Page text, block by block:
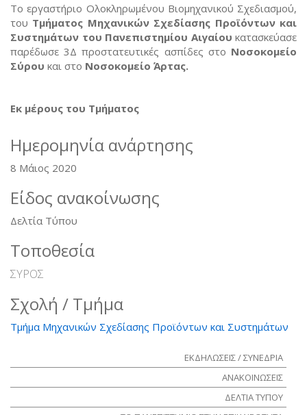
Το εργαστήριο Ολοκληρωμένου Βιομηχανικού Σχεδιασμού,
του Τμήματος Μηχανικών Σχεδίασης Προϊόντων και
Συστημάτων του Πανεπιστημίου Αιγαίου κατασκεύασε
παρέδωσε 3Δ προστατευτικές ασπίδες στο Νοσοκομείο
Σύρου και στο Νοσοκομείο Άρτας.
Εκ μέρους του Τμήματος
Ημερομηνία ανάρτησης
8 Μάιος 2020
Είδος ανακοίνωσης
Δελτία Τύπου
Τοποθεσία
ΣΥΡΟΣ
Σχολή / Τμήμα
Τμήμα Μηχανικών Σχεδίασης Προϊόντων και Συστημάτων
ΕΚΔΗΛΩΣΕΙΣ / ΣΥΝΕΔΡΙΑ
ΑΝΑΚΟΙΝΩΣΕΙΣ
ΔΕΛΤΙΑ ΤΥΠΟΥ